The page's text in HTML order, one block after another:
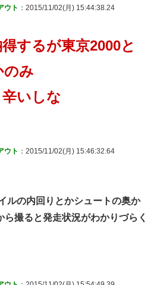
ウト ：2015/11/02(月) 15:44:38.24
するが東京2000と
のみ
いしな
ウト ：2015/11/02(月) 15:46:32.64
ルの内回りとかシュートの奥か
ら撮ると発走状況がわかりづらく